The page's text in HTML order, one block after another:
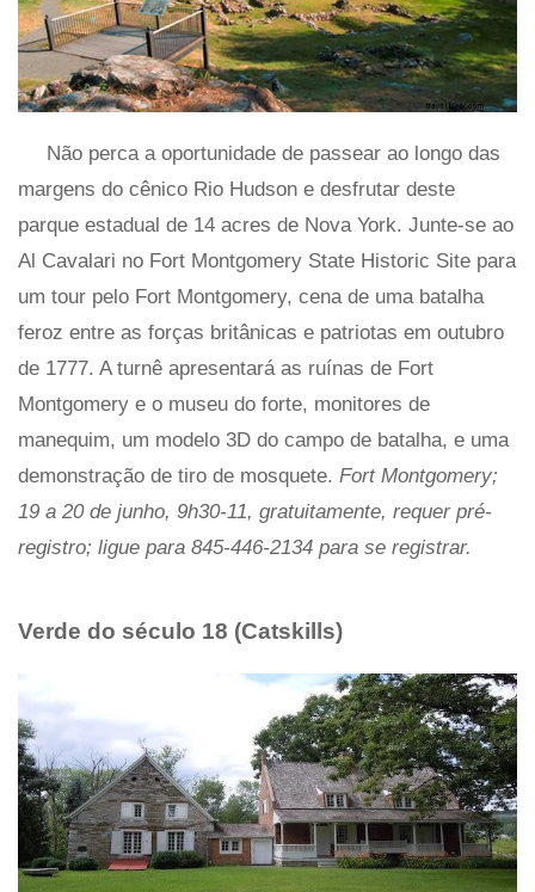
Não perca a oportunidade de passear ao longo das
margens do cênico Rio Hudson e desfrutar deste
parque estadual de 14 acres de Nova York. Junte-se ao
Al Cavalari no Fort Montgomery State Historic Site para
um tour pelo Fort Montgomery, cena de uma batalha
feroz entre as forças britânicas e patriotas em outubro
de 1777. A turnê apresentará as ruínas de Fort
Montgomery e o museu do forte, monitores de
manequim, um modelo 3D do campo de batalha, e uma
demonstração de tiro de mosquete. Fort Montgomery;
19 a 20 de junho, 9h30-11, gratuitamente, requer pré-
registro; ligue para 845-446-2134 para se registrar.
Verde do século 18 (Catskills)